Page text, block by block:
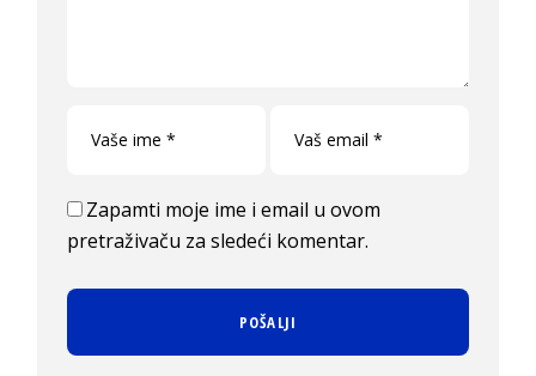
Zapamti moje ime i email u ovom
pretraživaču za sledeći komentar.